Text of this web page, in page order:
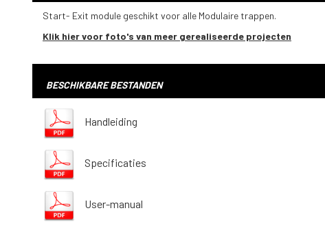
Start- Exit module geschikt voor alle Modulaire trappen.
Klik hier voor foto's van meer gerealiseerde projecten
BESCHIKBARE BESTANDEN
Handleiding
Specificaties
User-manual